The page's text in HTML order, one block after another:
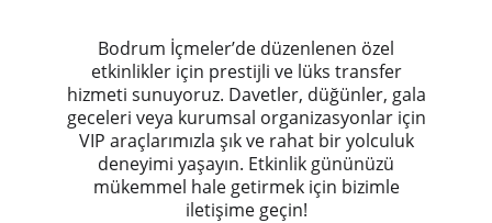
Bodrum İçmeler’de düzenlenen özel
etkinlikler için prestijli ve lüks transfer
hizmeti sunuyoruz. Davetler, düğünler, gala
geceleri veya kurumsal organizasyonlar için
VIP araçlarımızla şık ve rahat bir yolculuk
deneyimi yaşayın. Etkinlik gününüzü
mükemmel hale getirmek için bizimle
iletişime geçin!